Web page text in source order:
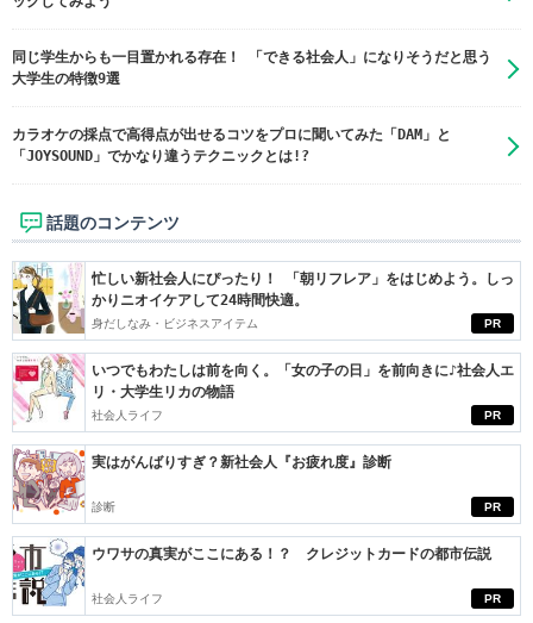
同じ学生からも一目置かれる存在！ 「できる社会人」になりそうだと思う
大学生の特徴9選
カラオケの採点で高得点が出せるコツをプロに聞いてみた「DAM」と
「JOYSOUND」でかなり違うテクニックとは!?
話題のコンテンツ
PR
忙しい新社会人にぴったり！ 「朝リフレア」をはじめよう。しっ
かりニオイケアして24時間快適。
身だしなみ・ビジネスアイテム
PR
いつでもわたしは前を向く。「女の子の日」を前向きに♪社会人エ
リ・大学生リカの物語
社会人ライフ
PR
実はがんばりすぎ？新社会人『お疲れ度』診断
診断
PR
ウワサの真実がここにある！？ クレジットカードの都市伝説
社会人ライフ